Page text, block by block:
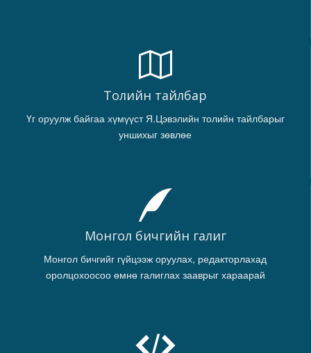
Толийн тайлбар
Үг оруулж байгаа хүмүүст Я.Цэвэлийн толийн тайлбарыг
уншихыг зөвлөе
Монгол бичгийн галиг
Монгол бичгийг гүйцээж оруулах, редакторлахад
оролцохоосоо өмнө галиглах зааврыг хараарай